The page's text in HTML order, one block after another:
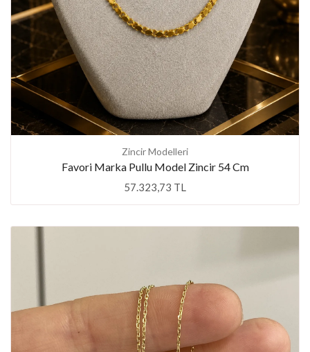
Zincir Modelleri
Favori Marka Pullu Model Zincir 54 Cm
57.323,73 TL